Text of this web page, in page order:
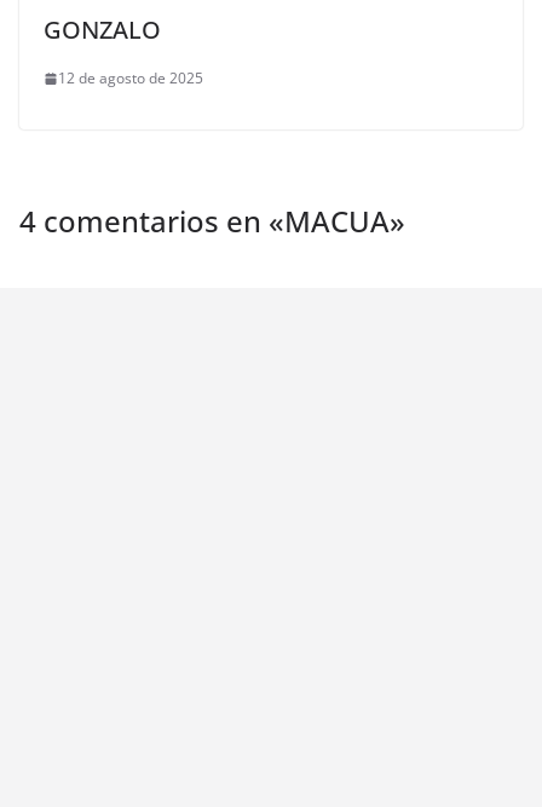
GONZALO
12 de agosto de 2025
4 comentarios en «MACUA»